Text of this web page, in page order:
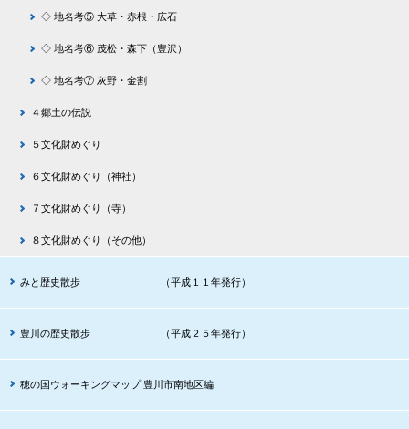
◇ 地名考⑤ 大草・赤根・広石
◇ 地名考⑥ 茂松・森下（豊沢）
◇ 地名考⑦ 灰野・金割
４郷土の伝説
５文化財めぐり
６文化財めぐり（神社）
７文化財めぐり（寺）
８文化財めぐり（その他）
みと歴史散歩 （平成１１年発行）
豊川の歴史散歩 （平成２５年発行）
穂の国ウォーキングマップ 豊川市南地区編